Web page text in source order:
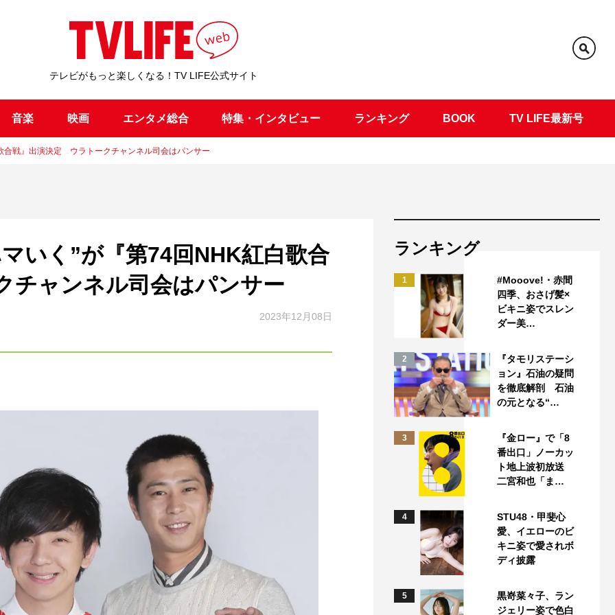
テレビがもっと楽しくなる！TV LIFE公式サイト
音楽 映画 エンタメ総合 特集・インタビュー ランキング BOOK TV LIFE最新号
合戦』出演決定 ウラトークチャンネル司会はパンサー
いく”が『第74回NHK紅白歌合
ャンネル司会はパンサー
2023年12月08日
ランキング
1
#Mooove!・赤間
四季、おさげ髪×
ビキニ姿でスレン
ダー美…
2
『タモリステーシ
ョン』石油の疑問
を徹底解剖 石油
の元となる“…
3
『金ロー』で「8
番出口」ノーカッ
ト地上波初放送
二宮和也「ま…
4
STU48・甲斐心
愛、イエローのビ
キニ姿で愛されボ
ディ披露
5
黒嵜菜々子、ラン
ジェリー姿で色白